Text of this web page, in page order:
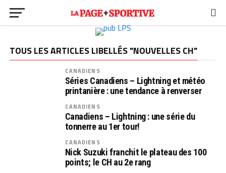
TOUS LES ARTICLES LIBELLÉS "NOUVELLES CH"
CANADIENS
Séries Canadiens – Lightning et météo
printanière : une tendance à renverser
CANADIENS
Canadiens – Lightning : une série du
tonnerre au 1er tour!
CANADIENS
Nick Suzuki franchit le plateau des 100
points; le CH au 2e rang